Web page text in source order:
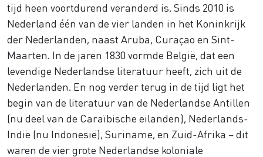
tijd heen voortdurend veranderd is. Sinds 2010 is
Nederland één van de vier landen in het Koninkrijk
der Nederlanden, naast Aruba, Curaçao en Sint-
Maarten. In de jaren 1830 vormde België, dat een
levendige Nederlandse literatuur heeft, zich uit de
Nederlanden. En nog verder terug in de tijd ligt het
begin van de literatuur van de Nederlandse Antillen
(nu deel van de Caraïbische eilanden), Nederlands-
Indië (nu Indonesië), Suriname, en Zuid-Afrika – dit
waren de vier grote Nederlandse koloniale